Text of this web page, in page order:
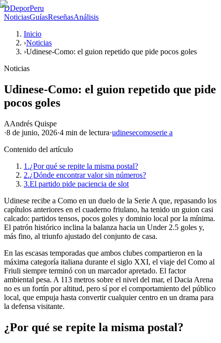
DDeporPeru
NoticiasGuíasReseñasAnálisis
Inicio
›Noticias
›Udinese-Como: el guion repetido que pide pocos goles
Noticias
Udinese-Como: el guion repetido que pide
pocos goles
AAndrés Quispe
·8 de junio, 2026·4 min de lectura·udinesecomoserie a
Contenido del artículo
1.¿Por qué se repite la misma postal?
2.¿Dónde encontrar valor sin números?
3.El partido pide paciencia de slot
Udinese recibe a Como en un duelo de la Serie A que, repasando los
capítulos anteriores en el cuaderno friulano, ha tenido un guion casi
calcado: partidos tensos, pocos goles y dominio local por la mínima.
El patrón histórico inclina la balanza hacia un Under 2.5 goles y,
más fino, al triunfo ajustado del conjunto de casa.
En las escasas temporadas que ambos clubes compartieron en la
máxima categoría italiana durante el siglo XXI, el viaje del Como al
Friuli siempre terminó con un marcador apretado. El factor
ambiental pesa. A 113 metros sobre el nivel del mar, el Dacia Arena
no es un fortín por altitud, pero sí por el comportamiento del público
local, que empuja hasta convertir cualquier centro en un drama para
la defensa visitante.
¿Por qué se repite la misma postal?